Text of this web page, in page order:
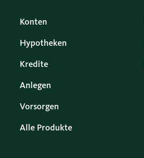
Konten
Hypotheken
Kredite
Anlegen
Vorsorgen
Alle Produkte